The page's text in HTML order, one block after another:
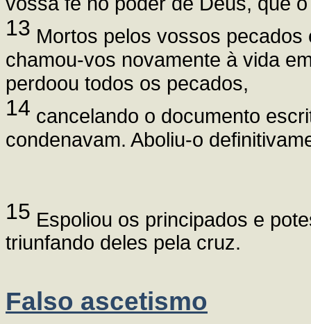
13 Mortos pelos vossos
chamou-vos novamente à vida
perdoou todos os pecados,
14 cancelando o documento
condenavam. Aboliu-o
15 Espoliou os principados e
triunfando deles pela cruz.
Falso ascetismo